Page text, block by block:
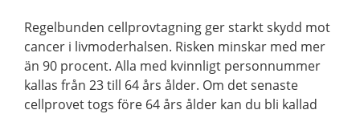
Regelbunden cellprovtagning ger starkt skydd mot
cancer i livmoderhalsen. Risken minskar med mer
än 90 procent. Alla med kvinnligt personnummer
kallas från 23 till 64 års ålder. Om det senaste
cellprovet togs före 64 års ålder kan du bli kallad